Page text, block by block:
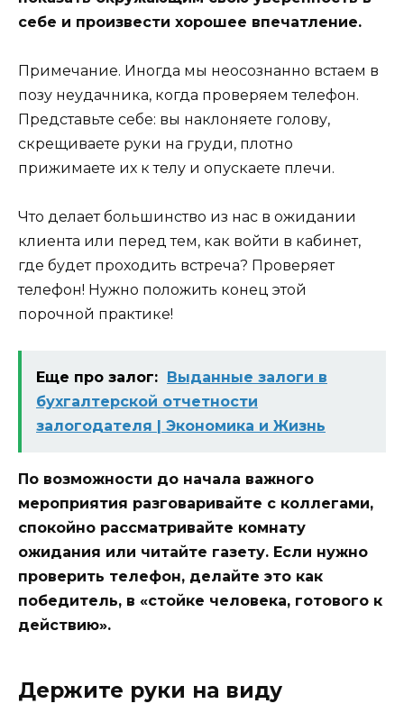
себе и произвести хорошее впечатление.
Примечание. Иногда мы неосознанно встаем в
позу неудачника, когда проверяем телефон.
Представьте себе: вы наклоняете голову,
скрещиваете руки на груди, плотно
прижимаете их к телу и опускаете плечи.
Что делает большинство из нас в ожидании
клиента или перед тем, как войти в кабинет,
где будет проходить встреча? Проверяет
телефон! Нужно положить конец этой
порочной практике!
Еще про залог: Выданные залоги в
бухгалтерской отчетности
залогодателя | Экономика и Жизнь
По возможности до начала важного
мероприятия разговаривайте с коллегами,
спокойно рассматривайте комнату
ожидания или читайте газету. Если нужно
проверить телефон, делайте это как
победитель, в «стойке человека, готового к
действию».
Держите руки на виду